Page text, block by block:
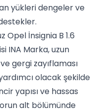
yükleri dengeler ve
İnsignia B 1.6
INA Marka, uzun
gergi zayıflaması
olacak şekilde
yapısı ve hassas
alt bölümünde